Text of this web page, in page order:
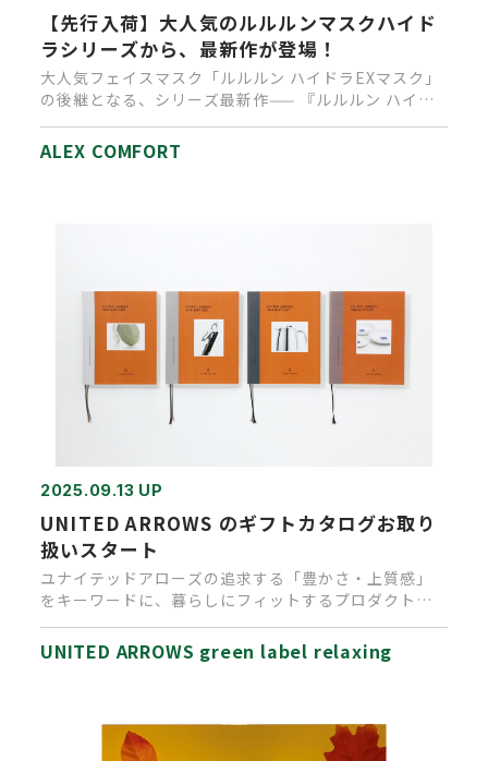
【先行入荷】大人気のルルルンマスクハイド
ラシリーズから、最新作が登場！
大人気フェイスマスク「ルルルン ハイドラEXマスク」
の後継となる、シリーズ最新作—— 『ルルルン ハイド
ALEX COMFORT
2025.09.13 UP
UNITED ARROWS のギフトカタログお取り
扱いスタート
ユナイテッドアローズの追求する「豊かさ・上質感」
をキーワードに、暮らしにフィットするプロダクトを
世界中から集めた、オリジ…
UNITED ARROWS green label relaxing